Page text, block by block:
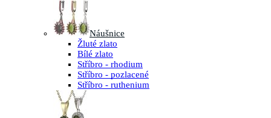
Náušnice
Žluté zlato
Bílé zlato
Stříbro - rhodium
Stříbro - pozlacené
Stříbro - ruthenium